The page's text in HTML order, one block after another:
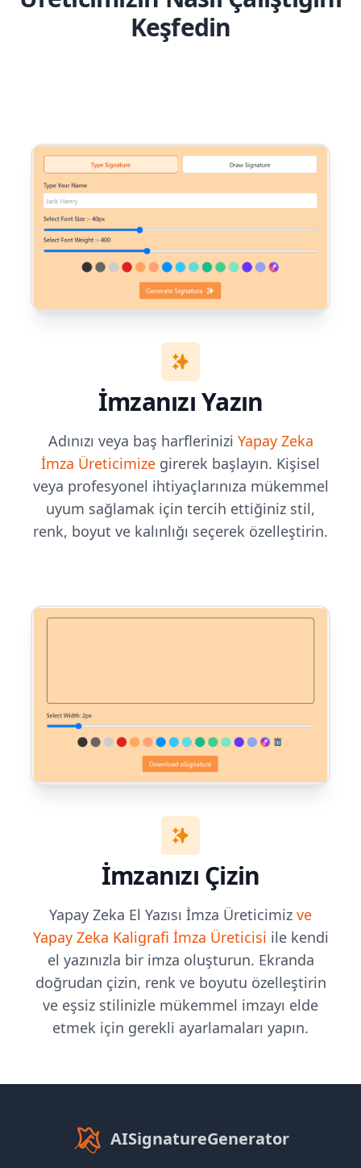
Keşfedin
İmzanızı Yazın
Adınızı veya baş harflerinizi Yapay Zeka
İmza Üreticimize girerek başlayın. Kişisel
veya profesyonel ihtiyaçlarınıza mükemmel
uyum sağlamak için tercih ettiğiniz stil,
renk, boyut ve kalınlığı seçerek özelleştirin.
İmzanızı Çizin
Yapay Zeka El Yazısı İmza Üreticimiz ve
Yapay Zeka Kaligrafi İmza Üreticisi ile kendi
el yazınızla bir imza oluşturun. Ekranda
doğrudan çizin, renk ve boyutu özelleştirin
ve eşsiz stilinizle mükemmel imzayı elde
etmek için gerekli ayarlamaları yapın.
AISignatureGenerator